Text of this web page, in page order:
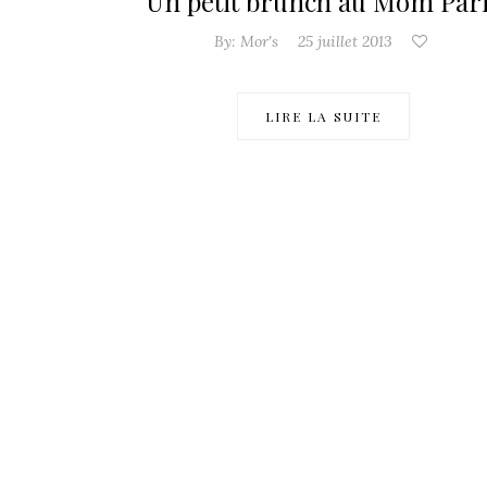
By: Mor's 25 juillet 2013
LIRE LA SUITE